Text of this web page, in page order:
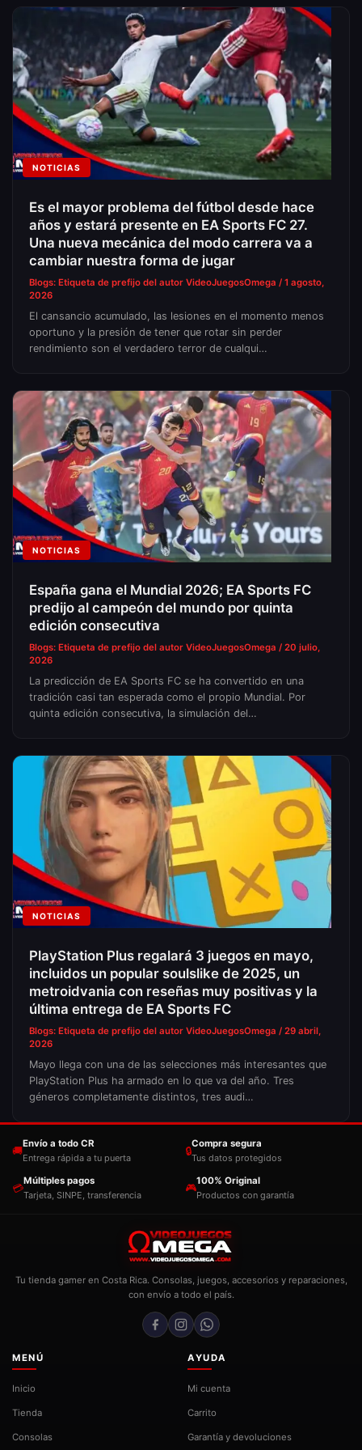
NOTICIAS
Es el mayor problema del fútbol desde hace
años y estará presente en EA Sports FC 27.
Una nueva mecánica del modo carrera va a
cambiar nuestra forma de jugar
Blogs: Etiqueta de prefijo del autor VideoJuegosOmega / 1 agosto,
2026
El cansancio acumulado, las lesiones en el momento menos
oportuno y la presión de tener que rotar sin perder
rendimiento son el verdadero terror de cualqui…
NOTICIAS
España gana el Mundial 2026; EA Sports FC
predijo al campeón del mundo por quinta
edición consecutiva
Blogs: Etiqueta de prefijo del autor VideoJuegosOmega / 20 julio,
2026
La predicción de EA Sports FC se ha convertido en una
tradición casi tan esperada como el propio Mundial. Por
quinta edición consecutiva, la simulación del…
NOTICIAS
PlayStation Plus regalará 3 juegos en mayo,
incluidos un popular soulslike de 2025, un
metroidvania con reseñas muy positivas y la
última entrega de EA Sports FC
Blogs: Etiqueta de prefijo del autor VideoJuegosOmega / 29 abril,
2026
Mayo llega con una de las selecciones más interesantes que
PlayStation Plus ha armado en lo que va del año. Tres
géneros completamente distintos, tres audi…
🚚
Envío a todo CR
Entrega rápida a tu puerta
🔒
Compra segura
Tus datos protegidos
💳
Múltiples pagos
Tarjeta, SINPE, transferencia
🎮
100% Original
Productos con garantía
Tu tienda gamer en Costa Rica. Consolas, juegos, accesorios y reparaciones,
con envío a todo el país.
MENÚ
Inicio
Tienda
Consolas
AYUDA
Mi cuenta
Carrito
Garantía y devoluciones